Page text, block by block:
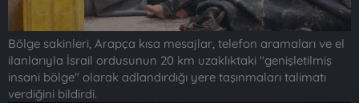
Bölge sakinleri, Arapça kısa mesajlar, telefon aramaları ve el
ilanlarıyla İsrail ordusunun 20 km uzaklıktaki "genişletilmiş
insani bölge" olarak adlandırdığı yere taşınmaları talimatı
verdiğini bildirdi.